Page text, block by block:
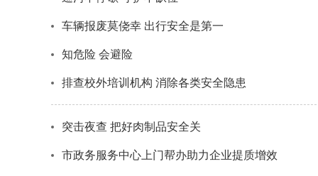
车辆报废莫侥幸 出行安全是第一
知危险 会避险
排查校外培训机构 消除各类安全隐患
突击夜查 把好肉制品安全关
市政务服务中心上门帮办助力企业提质增效